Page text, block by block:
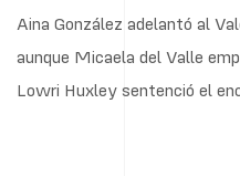
Aina González adelantó al
aunque Micaela del Valle
Lowri Huxley sentenció el